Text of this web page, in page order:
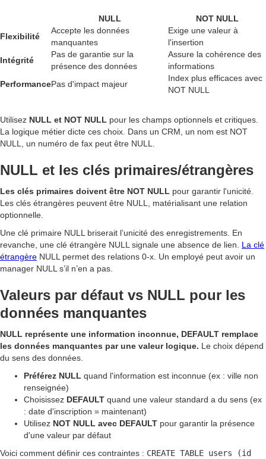
NULL
NOT NULL
Flexibilité
Accepte les données
manquantes
Exige une valeur à
l'insertion
Intégrité
Pas de garantie sur la
présence des données
Assure la cohérence des
informations
PerformancePas d'impact majeur
Index plus efficaces avec
NOT NULL
Utilisez NULL et NOT NULL pour les champs optionnels et critiques.
La logique métier dicte ces choix. Dans un CRM, un nom est NOT
NULL, un numéro de fax peut être NULL.
NULL et les clés primaires/étrangères
Les clés primaires doivent être NOT NULL pour garantir l'unicité.
Les clés étrangères peuvent être NULL, matérialisant une relation
optionnelle.
Une clé primaire NULL briserait l’unicité des enregistrements. En
revanche, une clé étrangère NULL signale une absence de lien. La clé
étrangère NULL permet des relations 0-x. Un employé peut avoir un
manager NULL s’il n’en a pas.
Valeurs par défaut vs NULL pour les
données manquantes
NULL représente une information inconnue, DEFAULT remplace
les données manquantes par une valeur logique. Le choix dépend
du sens des données.
Préférez NULL quand l'information est inconnue (ex : ville non
renseignée)
Choisissez DEFAULT quand une valeur standard a du sens (ex
: date d'inscription = maintenant)
Utilisez NOT NULL avec DEFAULT pour garantir la présence
d'une valeur par défaut
Voici comment définir ces contraintes : CREATE TABLE users (id